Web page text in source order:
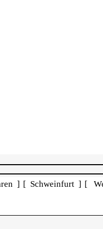
] [ Schweinfurt ] [